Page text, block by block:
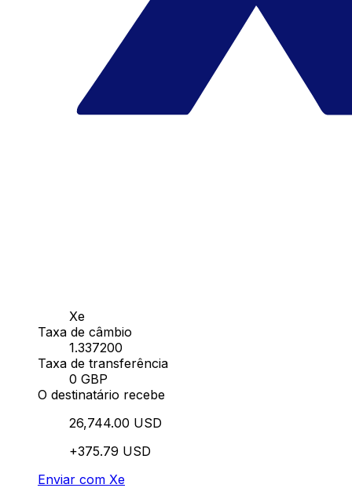
Xe
Taxa de câmbio
1.337200
Taxa de transferência
0 GBP
O destinatário recebe
26,744.00 USD
+375.79 USD
Enviar com Xe